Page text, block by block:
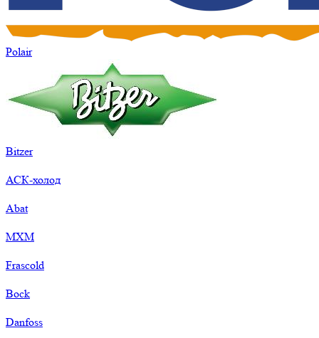
Polair
Bitzer
АСК-холод
Abat
МХМ
Frascold
Bock
Danfoss